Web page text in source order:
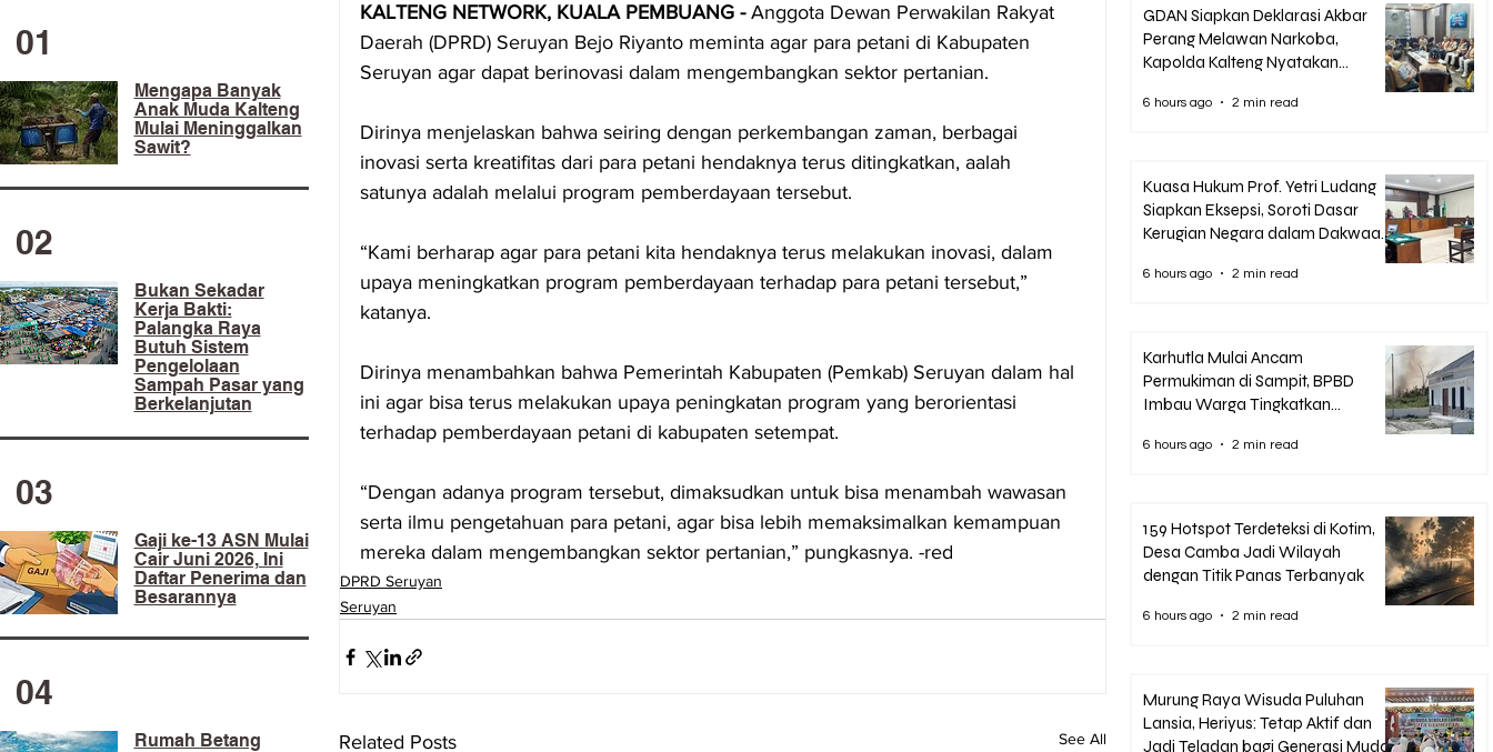
01
Mengapa Banyak
Anak Muda Kalteng
Mulai Meninggalkan
Sawit?
02
​Bukan Sekadar
Kerja Bakti:
Palangka Raya
Butuh Sistem
Pengelolaan
Sampah Pasar yang
Berkelanjutan
03
Gaji ke-13 ASN Mulai
Cair Juni 2026, Ini
Daftar Penerima dan
Besarannya
04
Rumah Betang
KALTENG NETWORK, KUALA PEMBUANG - Anggota Dewan Perwakilan Rakyat
Daerah (DPRD) Seruyan Bejo Riyanto meminta agar para petani di Kabupaten
Seruyan agar dapat berinovasi dalam mengembangkan sektor pertanian.
Dirinya menjelaskan bahwa seiring dengan perkembangan zaman, berbagai
inovasi serta kreatifitas dari para petani hendaknya terus ditingkatkan, aalah
satunya adalah melalui program pemberdayaan tersebut.
“Kami berharap agar para petani kita hendaknya terus melakukan inovasi, dalam
upaya meningkatkan program pemberdayaan terhadap para petani tersebut,”
katanya.
Dirinya menambahkan bahwa Pemerintah Kabupaten (Pemkab) Seruyan dalam hal
ini agar bisa terus melakukan upaya peningkatan program yang berorientasi
terhadap pemberdayaan petani di kabupaten setempat.
“Dengan adanya program tersebut, dimaksudkan untuk bisa menambah wawasan
serta ilmu pengetahuan para petani, agar bisa lebih memaksimalkan kemampuan
mereka dalam mengembangkan sektor pertanian,” pungkasnya. -red
DPRD Seruyan
Seruyan
Related Posts See All
GDAN Siapkan Deklarasi Akbar
Perang Melawan Narkoba,
Kapolda Kalteng Nyatakan
6 hours ago 2 min read
Kuasa Hukum Prof. Yetri Ludang
Siapkan Eksepsi, Soroti Dasar
Kerugian Negara dalam Dakwaan
6 hours ago 2 min read
Karhutla Mulai Ancam
Permukiman di Sampit, BPBD
Imbau Warga Tingkatkan
6 hours ago 2 min read
159 Hotspot Terdeteksi di Kotim,
Desa Camba Jadi Wilayah
dengan Titik Panas Terbanyak
6 hours ago 2 min read
Murung Raya Wisuda Puluhan
Lansia, Heriyus: Tetap Aktif dan
Jadi Teladan bagi Generasi Muda